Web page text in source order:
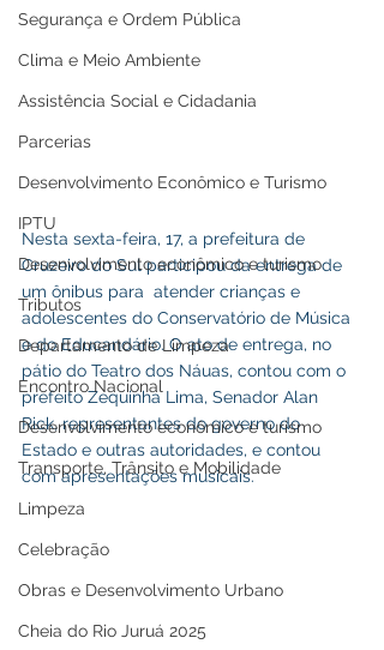
Segurança e Ordem Pública
Clima e Meio Ambiente
Assistência Social e Cidadania
Parcerias
Desenvolvimento Econômico e Turismo
IPTU
Desenvolvimento econômico e turismo
Tributos
Departamento de Limpeza
Encontro Nacional
Desenvolvimento econômico e turismo
Transporte, Trânsito e Mobilidade
Limpeza
Celebração
Obras e Desenvolvimento Urbano
Cheia do Rio Juruá 2025
Nesta sexta-feira, 17, a prefeitura de
Cruzeiro do Sul participou da entrega de
um ônibus para  atender crianças e
adolescentes do Conservatório de Música
e do Educandário. O ato de entrega, no
pátio do Teatro dos Náuas, contou com o
prefeito Zequinha Lima, Senador Alan
Rick, representantes do governo do
Estado e outras autoridades, e contou
com apresentações musicais.